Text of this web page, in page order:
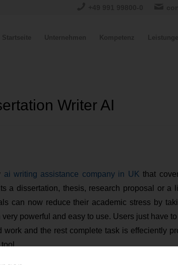
Writer AI
ai writing assistance company in UK that
a dissertation, thesis, research proposal or a
can now reduce their academic stress by
powerful and easy to use. Users just have
and the rest complete task is effeciently